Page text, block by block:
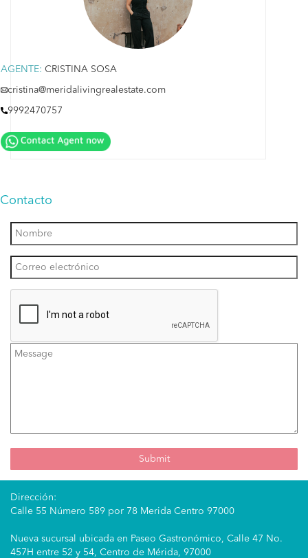
AGENTE: CRISTINA SOSA
cristina@meridalivingrealestate.com
9992470757
Contacto
Dirección:
Calle 55 Número 589 por 78 Merida Centro 97000
Nueva sucursal ubicada en Paseo Gastronómico, Calle 47 No.
457H entre 52 y 54, Centro de Mérida, 97000